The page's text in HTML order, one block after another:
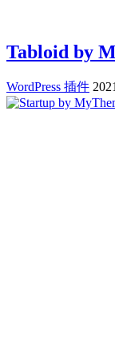
Tabloid by
WordPress 插件